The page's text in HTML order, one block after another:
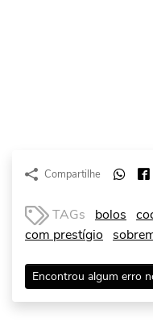
Compartilhe
TAGs bolos
com prestígio
Encontrou algum erro